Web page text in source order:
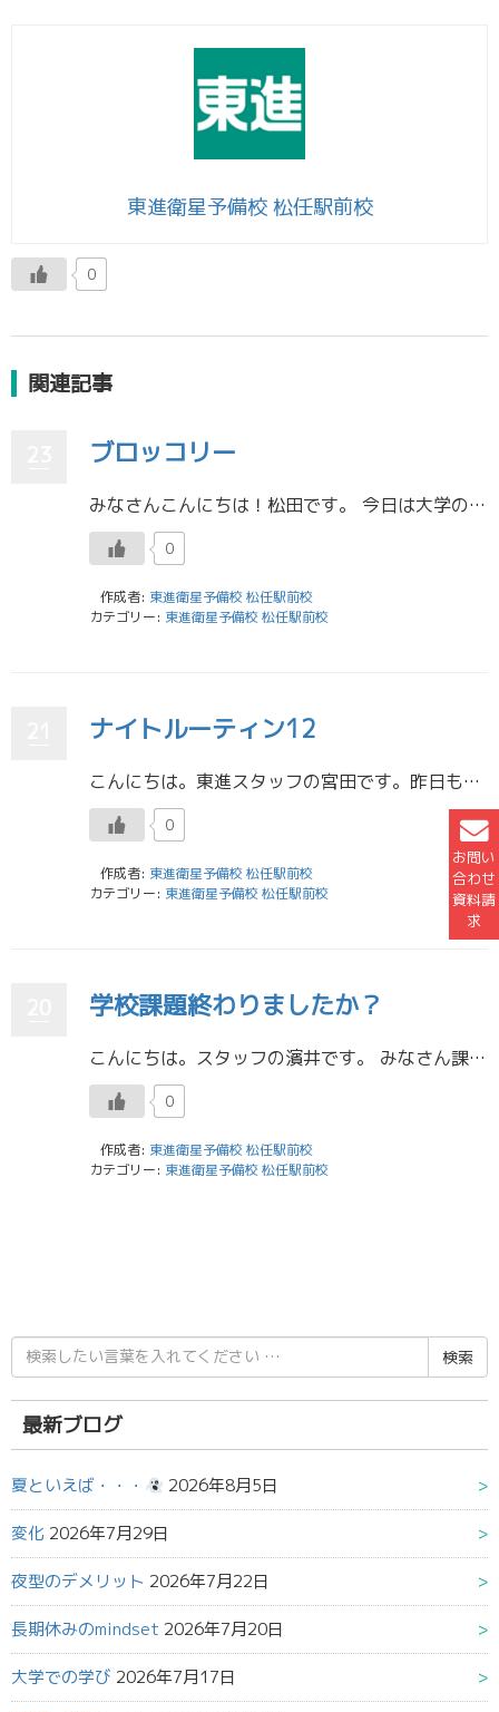
お問い
合わせ
資料請
求
東進衛星予備校 松任駅前校
0
関連記事
ブロッコリー
みなさんこんにちは！松田です。 今日は大学の購買で販売されていたブロッコリーの話をしようと思います。 この前、購買に行ったときにブロッコリーが３サイズ展開で大量に販売されていました。 その時はミニブーケサイズの３Lブロッ […]
0
作成者: 東進衛星予備校 松任駅前校
カテゴリー: 東進衛星予備校 松任駅前校
ナイトルーティン12
こんにちは。東進スタッフの宮田です。昨日もナイトルーティンを書きましたが、いろいろあって今日も自分が書くことになりました。 昨日はバイトがある日のナイトルーティーンを書いたので、バイトがない日のナイトルーティーンを書きま […]
0
作成者: 東進衛星予備校 松任駅前校
カテゴリー: 東進衛星予備校 松任駅前校
学校課題終わりましたか？
こんにちは。スタッフの濱井です。 みなさん課題は順調に進んでいますか？ 夏休みも残りあと少しですね。 毎日東進に来て勉強を頑張っている生徒がたくさんいます。 学校が始まる前に課題をしっかり終わらせて、有意義な時間を過ごせ […]
0
作成者: 東進衛星予備校 松任駅前校
カテゴリー: 東進衛星予備校 松任駅前校
検
索
結
果:
最新ブログ
夏といえば・・・ 2026年8月5日
変化 2026年7月29日
夜型のデメリット 2026年7月22日
長期休みのmindset 2026年7月20日
大学での学び 2026年7月17日